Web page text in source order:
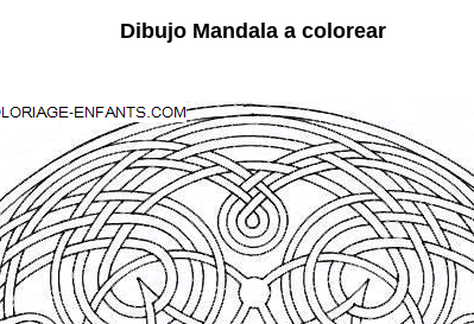
Dibujo Mandala a colorear